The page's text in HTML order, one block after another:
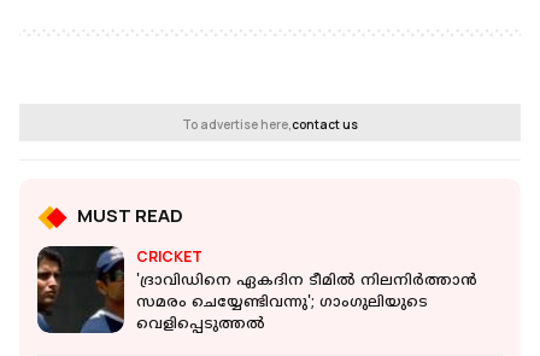
To advertise here,contact us
MUST READ
CRICKET
'ദ്രാവിഡിനെ ഏകദിന ടീമിൽ നിലനിർത്താൻ
സമരം ചെയ്യേണ്ടിവന്നു'; ഗാം​ഗുലിയുടെ
വെളിപ്പെടുത്തൽ